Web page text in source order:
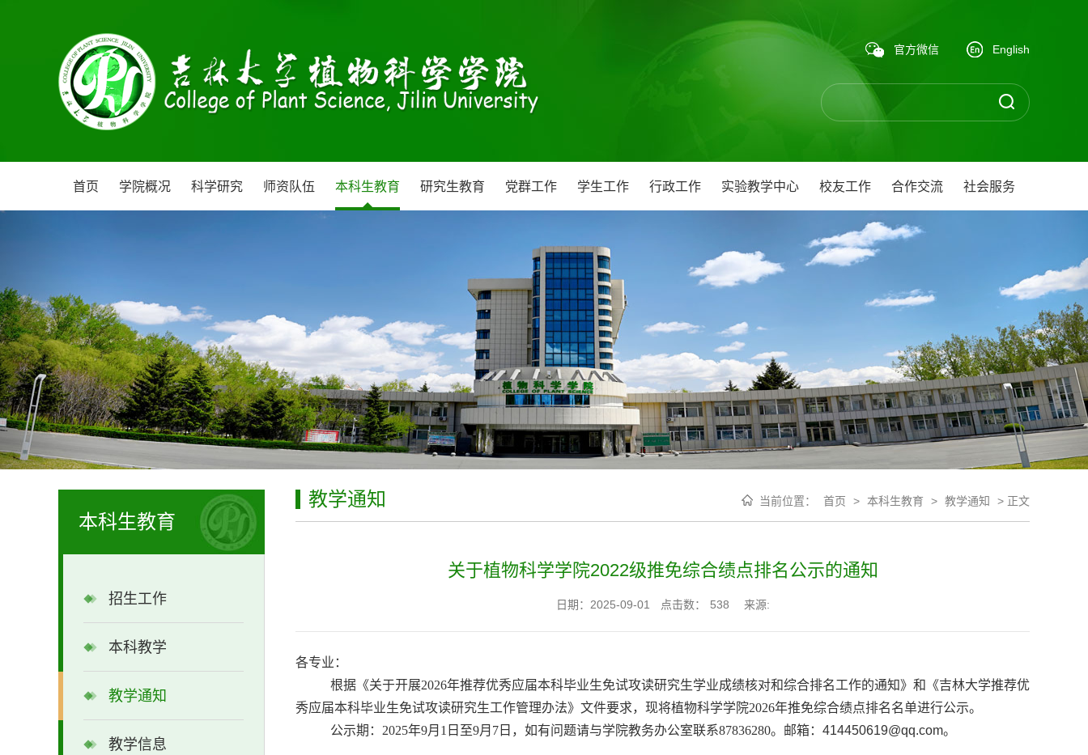
官方微信 English
首页 学院概况 科学研究 师资队伍 本科生教育 研究生教育 党群工作 学生工作 行政工作 实验教学中心 校友工作 合作交流 社会服务
本科生教育
招生工作
本科教学
教学通知
教学信息
教学通知 当前位置： 首页 > 本科生教育 > 教学通知 > 正文
关于植物科学学院2022级推免综合绩点排名公示的通知
日期：2025-09-01 点击数： 538 来源:
各专业：
根据《关于开展2026年推荐优秀应届本科毕业生免试攻读研究生学业成绩核对和综合排名工作的通知》和《吉林大学推荐优
秀应届本科毕业生免试攻读研究生工作管理办法》文件要求，现将植物科学学院2026年推免综合绩点排名名单进行公示。
公示期：2025年9月1日至9月7日，如有问题请与学院教务办公室联系87836280。邮箱： 414450619@qq.com。